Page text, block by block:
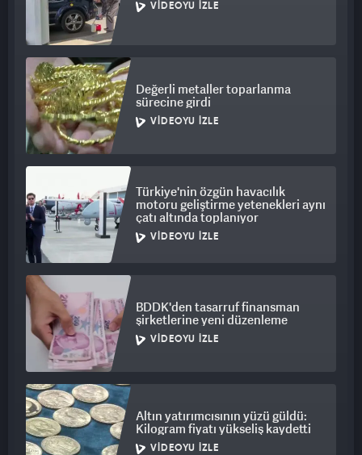
VIDEOYU İZLE
Değerli metaller toparlanma
sürecine girdi
VIDEOYU İZLE
Türkiye'nin özgün havacılık
motoru geliştirme yetenekleri aynı
çatı altında toplanıyor
VIDEOYU İZLE
BDDK'den tasarruf finansman
şirketlerine yeni düzenleme
VIDEOYU İZLE
Altın yatırımcısının yüzü güldü:
Kilogram fiyatı yükseliş kaydetti
VIDEOYU İZLE